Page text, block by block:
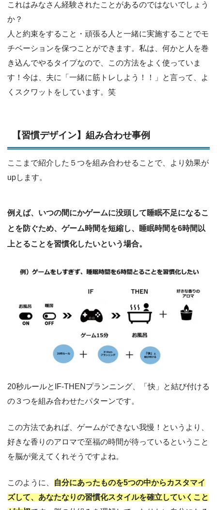
これはみなさん経験されたことがあるのではないでしょう
か？
人と約束をすること・頑張る人と一緒に実施することでモ
チベーションを保つことができます。私は、何かと人を巻
き込んでやるタイプなので、この方法をよく使っていま
す！今は、夫に「一緒に筋トレしよう！！」と言って、よ
くスクワットをしています。笑
【習慣デザイン】組み合わせ事例
ここまで紹介した５つを組み合わせることで、より効果が
upします。
例えば、いつの間にかゲームに没頭して睡眠不足になるこ
とを防ぐため、ゲーム時間を短縮し、睡眠時間を6時間以
上とることを習慣化したいという場合。
20秒ルールとIF-THENプランニング、「快」と結び付ける
の３つを組み合わせたパターンです。
この方法であれば、ゲームができない我慢！というより、
好きな香りのアロマで至福の時間が待っているということ
を脳が覚えてくれそうですよね。
このように、
自分にあったものを5つの中からカスタマイ
ズして、あなたなりの習慣化スタイルを確立していくこと